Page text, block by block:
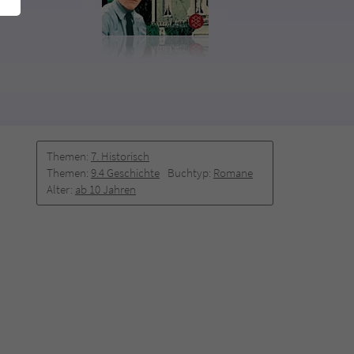
Themen: 7. Historisch
Themen: 9.4 Geschichte Buchtyp: Romane
Alter: ab 10 Jahren